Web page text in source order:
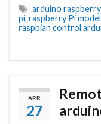
arduino
pi, raspberry Pi
raspbian control
APR
27